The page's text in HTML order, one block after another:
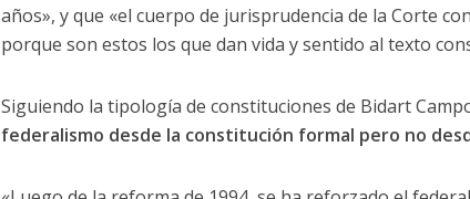
años», y que «el cuerpo de jurisprudencia de la Corte
porque son estos los que dan vida y sentido al texto
Siguiendo la tipología de constituciones de Bidart
federalismo desde la constitución formal pero no